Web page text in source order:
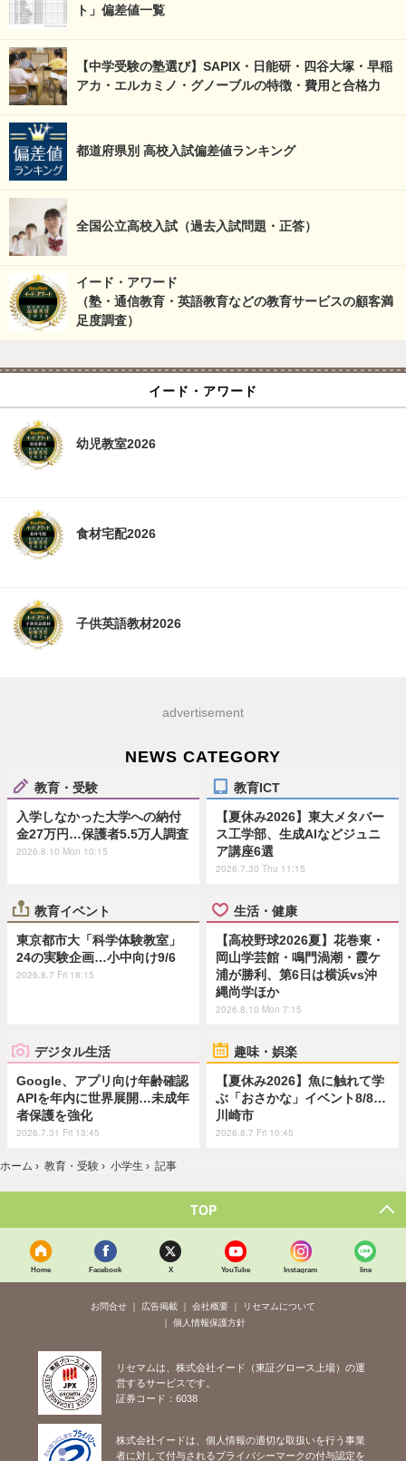
ト」偏差値一覧
【中学受験の塾選び】SAPIX・日能研・四谷大塚・早稲
アカ・エルカミノ・グノーブルの特徴・費用と合格力
都道府県別 高校入試偏差値ランキング
全国公立高校入試（過去入試問題・正答）
イード・アワード
（塾・通信教育・英語教育などの教育サービスの顧客満
足度調査）
イード・アワード
幼児教室2026
食材宅配2026
子供英語教材2026
advertisement
NEWS CATEGORY
教育・受験
入学しなかった大学への納付
金27万円…保護者5.5万人調査
2026.8.10 Mon 10:15
教育ICT
【夏休み2026】東大メタバー
ス工学部、生成AIなどジュニ
ア講座6選
2026.7.30 Thu 11:15
教育イベント
東京都市大「科学体験教室」
24の実験企画…小中向け9/6
2026.8.7 Fri 18:15
生活・健康
【高校野球2026夏】花巻東・
岡山学芸館・鳴門渦潮・霞ケ
浦が勝利、第6日は横浜vs沖
縄尚学ほか
2026.8.10 Mon 7:15
デジタル生活
Google、アプリ向け年齢確認
APIを年内に世界展開…未成年
者保護を強化
2026.7.31 Fri 13:45
趣味・娯楽
【夏休み2026】魚に触れて学
ぶ「おさかな」イベント8/8…
川崎市
2026.8.7 Fri 10:45
ホーム › 教育・受験 › 小学生 › 記事
TOP
Home Facebook X YouTube Instagram line
お問合せ 広告掲載 会社概要
リセマムについて
個人情報保護方針
リセマムは、株式会社イード（東証グロース上場）の運
営するサービスです。
証券コード：6038
株式会社イードは、個人情報の適切な取扱いを行う事業
者に対して付与されるプライバシーマークの付与認定を